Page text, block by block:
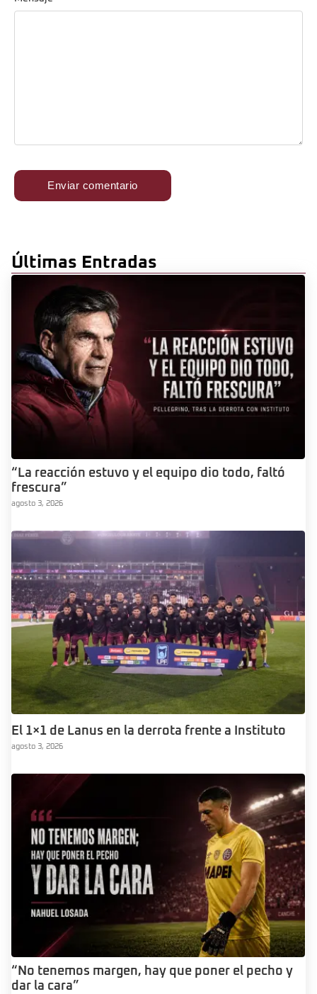
Últimas Entradas
“La reacción estuvo y el equipo dio todo, faltó
frescura”
agosto 3, 2026
El 1×1 de Lanus en la derrota frente a Instituto
agosto 3, 2026
“No tenemos margen, hay que poner el pecho y
dar la cara”